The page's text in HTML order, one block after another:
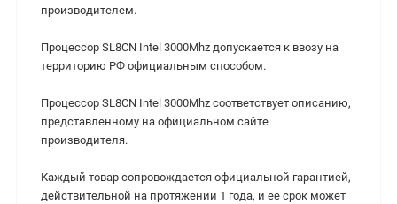
производителем.
Процессор SL8CN Intel 3000Mhz допускается к ввозу на
территорию РФ официальным способом.
Процессор SL8CN Intel 3000Mhz соответствует описанию,
представленному на официальном сайте
производителя.
Каждый товар сопровождается официальной гарантией,
действительной на протяжении 1 года, и ее срок может